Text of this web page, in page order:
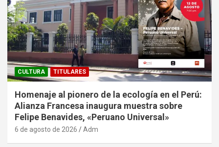
CULTURA TITULARES
Homenaje al pionero de la ecología en el Perú:
Alianza Francesa inaugura muestra sobre
Felipe Benavides, «Peruano Universal»
6 de agosto de 2026 Adm